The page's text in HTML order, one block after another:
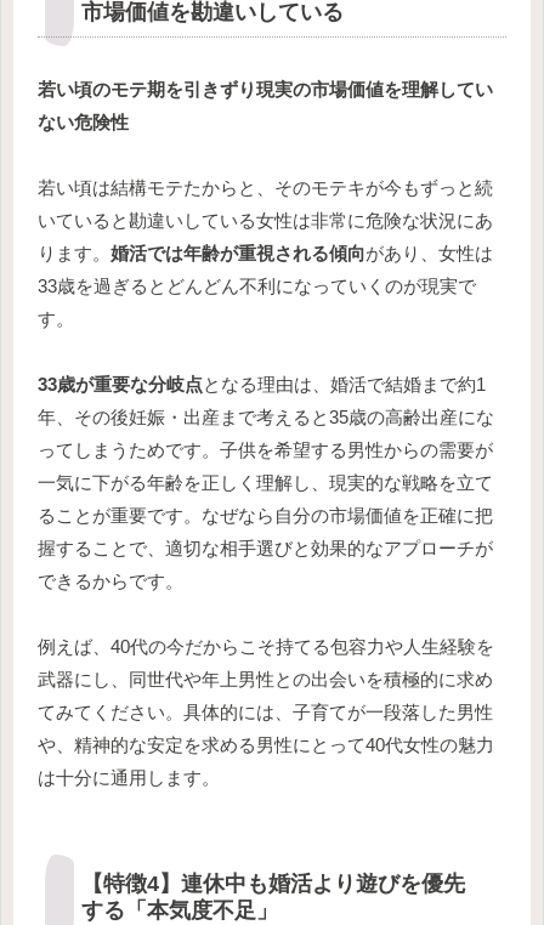
市場価値を勘違いしている
若い頃のモテ期を引きずり現実の市場価値を理解してい
ない危険性
若い頃は結構モテたからと、そのモテキが今もずっと続
いていると勘違いしている女性は非常に危険な状況にあ
ります。 婚活では年齢が重視される傾向があり、女性は
33歳を過ぎるとどんどん不利になっていくのが現実で
す。
33歳が重要な分岐点となる理由は、婚活で結婚まで約1
年、その後妊娠・出産まで考えると35歳の高齢出産にな
ってしまうためです。子供を希望する男性からの需要が
一気に下がる年齢を正しく理解し、現実的な戦略を立て
ることが重要です。なぜなら自分の市場価値を正確に把
握することで、適切な相手選びと効果的なアプローチが
できるからです。
例えば、40代の今だからこそ持てる包容力や人生経験を
武器にし、同世代や年上男性との出会いを積極的に求め
てみてください。具体的には、子育てが一段落した男性
や、精神的な安定を求める男性にとって40代女性の魅力
は十分に通用します。
【特徴4】連休中も婚活より遊びを優先
する「本気度不足」